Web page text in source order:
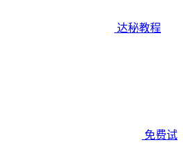
达秘教程
免费试